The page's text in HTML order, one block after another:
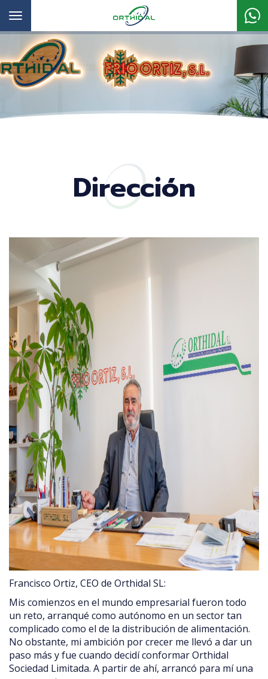
Toggle
navigation
Dirección
Francisco Ortiz, CEO de Orthidal SL:
Mis comienzos en el mundo empresarial fueron todo
un reto, arranqué como autónomo en un sector tan
complicado como el de la distribución de alimentación.
No obstante, mi ambición por crecer me llevó a dar un
paso más y fue cuando decidí conformar Orthidal
Sociedad Limitada. A partir de ahí, arrancó para mí una